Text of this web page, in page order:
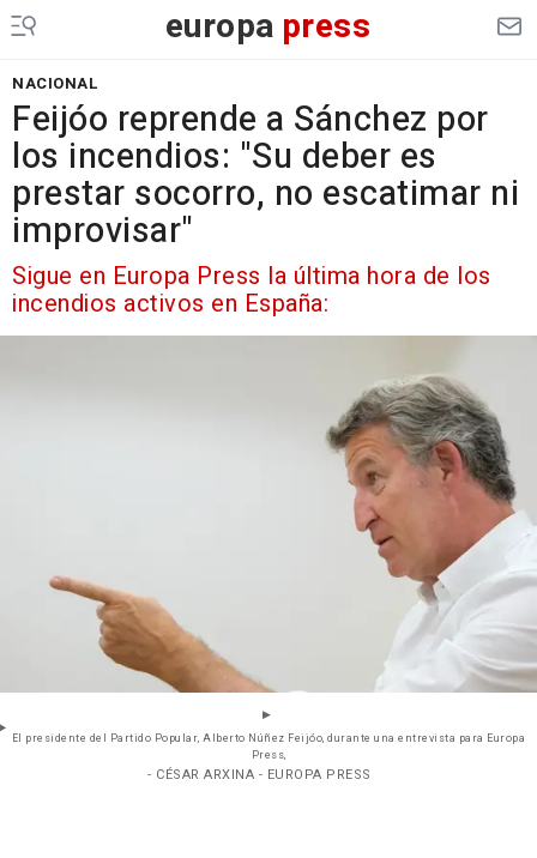
europa press
NACIONAL
Feijóo reprende a Sánchez por
los incendios: "Su deber es
prestar socorro, no escatimar ni
improvisar"
Sigue en Europa Press la última hora de los
incendios activos en España:
El presidente del Partido Popular, Alberto Núñez Feijóo, durante una entrevista para Europa
Press,
- CÉSAR ARXINA - EUROPA PRESS